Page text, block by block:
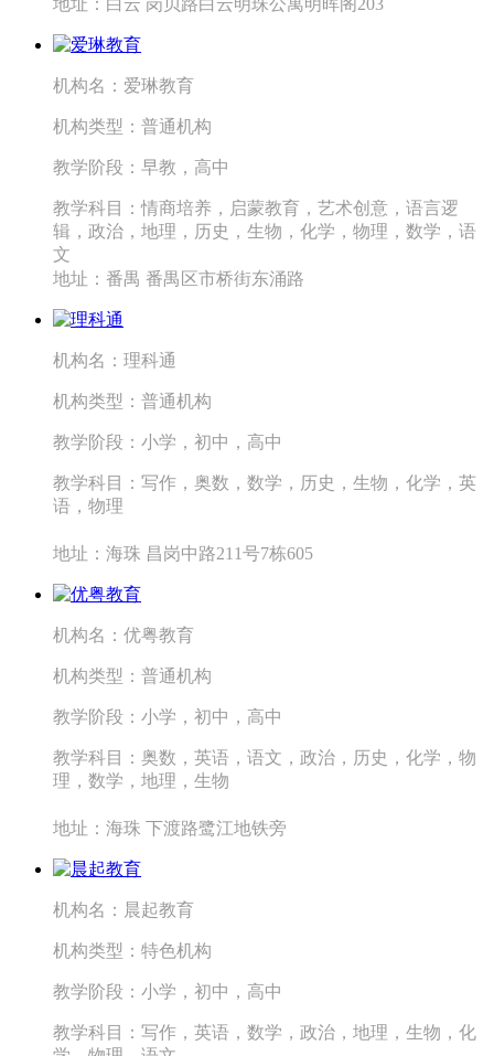
地址： 白云 岗贝路白云明珠公寓明晖阁203
机构名： 爱琳教育
机构类型： 普通机构
教学阶段： 早教，高中
教学科目：情商培养，启蒙教育，艺术创意，语言逻
辑，政治，地理，历史，生物，化学，物理，数学，语
文
地址： 番禺 番禺区市桥街东涌路
机构名： 理科通
机构类型： 普通机构
教学阶段： 小学，初中，高中
教学科目： 写作，奥数，数学，历史，生物，化学，英
语，物理
地址： 海珠 昌岗中路211号7栋605
机构名： 优粤教育
机构类型： 普通机构
教学阶段： 小学，初中，高中
教学科目： 奥数，英语，语文，政治，历史，化学，物
理，数学，地理，生物
地址： 海珠 下渡路鹭江地铁旁
机构名： 晨起教育
机构类型： 特色机构
教学阶段： 小学，初中，高中
教学科目： 写作，英语，数学，政治，地理，生物，化